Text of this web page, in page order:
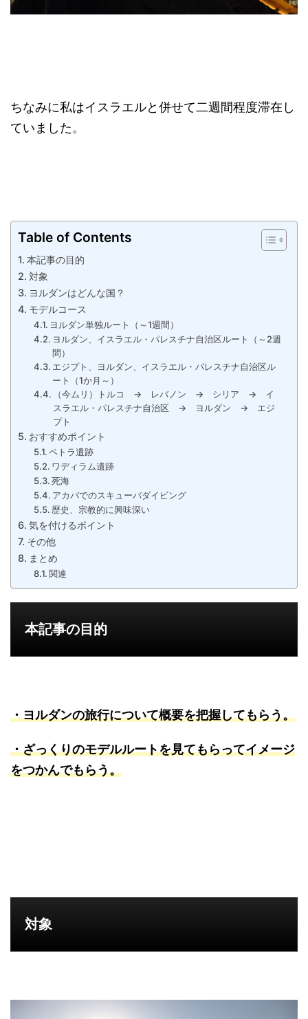
ちなみに私はイスラエルと併せて二週間程度滞在し
ていました。
Table of Contents
本記事の目的
対象
ヨルダンはどんな国？
モデルコース
ヨルダン単独ルート（～1週間）
ヨルダン、イスラエル・パレスチナ自治区ルート（～2週
間）
エジプト、ヨルダン、イスラエル・パレスチナ自治区ル
ート（1か月～）
（今ムリ）トルコ → レバノン → シリア → イ
スラエル・パレスチナ自治区 → ヨルダン → エジ
プト
おすすめポイント
ペトラ遺跡
ワディラム遺跡
死海
アカバでのスキューバダイビング
歴史、宗教的に興味深い
気を付けるポイント
その他
まとめ
関連
本記事の目的
・ヨルダンの旅行について概要を把握してもらう。
・ざっくりのモデルルートを見てもらってイメージ
をつかんでもらう。
対象